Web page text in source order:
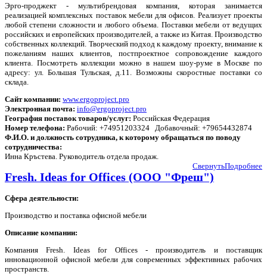
Эрго-проджект - мультибрендовая компания, которая занимается
реализацией комплексных поставок мебели для офисов. Реализует проекты
любой степени сложности и любого объема. Поставки мебели от ведущих
российских и европейских производителей, а также из Китая. Производство
собственных коллекций. Творческий подход к каждому проекту, внимание к
пожеланиям наших клиентов, постпроектное сопровождение каждого
клиента. Посмотреть коллекции можно в нашем шоу-руме в Москве по
адресу: ул. Большая Тульская, д.11. Возможны скоростные поставки со
склада.
Сайт компании: www.ergoproject.pro
Электронная почта: info@ergoproject.pro
География поставок товаров/услуг: Российская Федерация
Номер телефона: Рабочий: +74951203324 Добавочный: +79654432874
Ф.И.О. и должность сотрудника, к которому обращаться по поводу
сотрудничества:
Инна Кръстева. Руководитель отдела продаж.
Подробнее
Свернуть
Fresh. Ideas for Offices (ООО "Фреш")
Сфера деятельности:
Производство и поставка офисной мебели
Описание компании:
Компания Fresh. Ideas for Offices - производитель и поставщик
инновационной офисной мебели для современных эффективных рабочих
пространств.